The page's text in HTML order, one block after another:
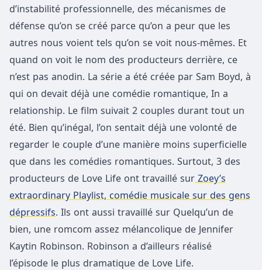
d’instabilité professionnelle, des mécanismes de
défense qu’on se créé parce qu’on a peur que les
autres nous voient tels qu’on se voit nous-mêmes. Et
quand on voit le nom des producteurs derrière, ce
n’est pas anodin. La série a été créée par Sam Boyd, à
qui on devait déjà une comédie romantique, In a
relationship. Le film suivait 2 couples durant tout un
été. Bien qu’inégal, l’on sentait déjà une volonté de
regarder le couple d’une manière moins superficielle
que dans les comédies romantiques. Surtout, 3 des
producteurs de Love Life ont travaillé sur Zoey’s
extraordinary Playlist, comédie musicale sur des gens
dépressifs. Ils ont aussi travaillé sur Quelqu’un de
bien, une romcom assez mélancolique de Jennifer
Kaytin Robinson. Robinson a d’ailleurs réalisé
l’épisode le plus dramatique de Love Life.